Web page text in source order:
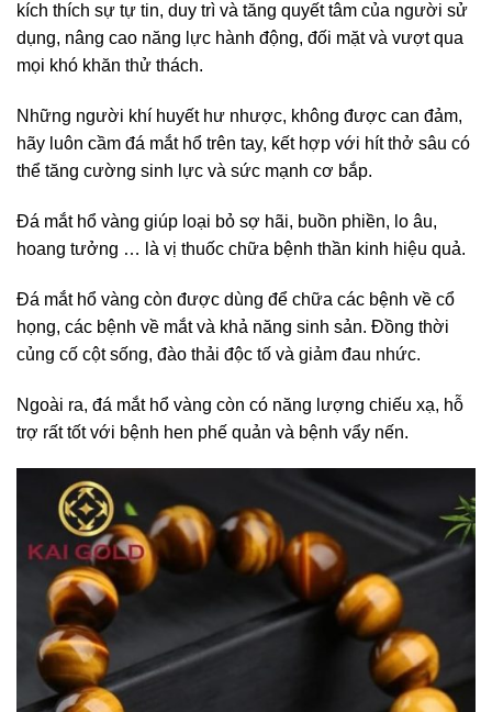
kích thích sự tự tin, duy trì và tăng quyết tâm của người sử
dụng, nâng cao năng lực hành động, đối mặt và vượt qua
mọi khó khăn thử thách.
Những người khí huyết hư nhược, không được can đảm,
hãy luôn cầm đá mắt hổ trên tay, kết hợp với hít thở sâu có
thể tăng cường sinh lực và sức mạnh cơ bắp.
Đá mắt hổ vàng giúp loại bỏ sợ hãi, buồn phiền, lo âu,
hoang tưởng … là vị thuốc chữa bệnh thần kinh hiệu quả.
Đá mắt hổ vàng còn được dùng để chữa các bệnh về cổ
họng, các bệnh về mắt và khả năng sinh sản. Đồng thời
củng cố cột sống, đào thải độc tố và giảm đau nhức.
Ngoài ra, đá mắt hổ vàng còn có năng lượng chiếu xạ, hỗ
trợ rất tốt với bệnh hen phế quản và bệnh vẩy nến.